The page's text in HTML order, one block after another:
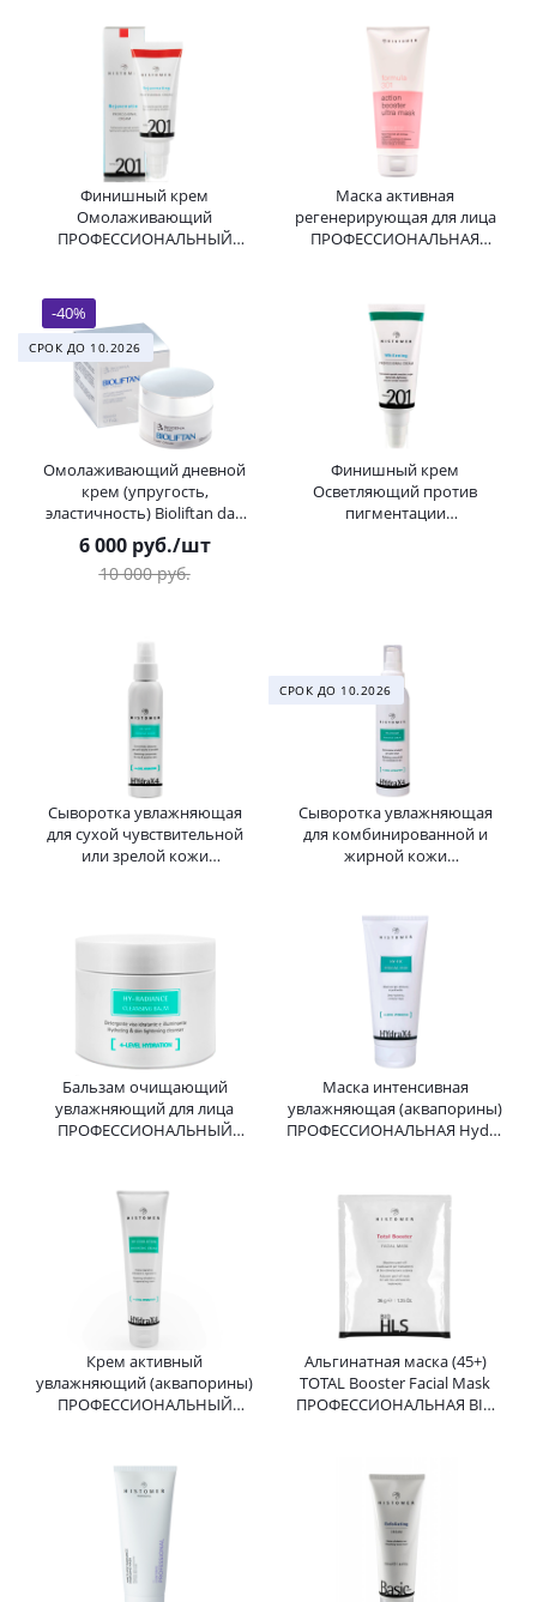
Cream HISTOMER (Хистомер)
100 мл
Финишный крем
Омолаживающий
ПРОФЕССИОНАЛЬНЫЙ
HISTOMER (Хистомер) 100 мл
Маска активная
регенерирующая для лица
ПРОФЕССИОНАЛЬНАЯ
(Хистомер) 200 мл
СРОК ДО 10.2026
Омолаживающий дневной
крем (упругость,
эластичность) Bioliftan day
cream SPF 15 BIOGENA 50 мл
6 000руб./шт
10 000руб.
-40%
Финишный крем
Осветляющий против
пигментации
Сыворотка увлажняющая
для сухой чувствительной
или зрелой кожи
СРОК ДО 10.2026
Сыворотка увлажняющая
для комбинированной и
жирной кожи
HISTOMER 125 мл
Бальзам очищающий
увлажняющий для лица
ПРОФЕССИОНАЛЬНЫЙ
(Хистомер) 250 мл
Маска интенсивная
увлажняющая (аквапорины)
ПРОФЕССИОНАЛЬНАЯ Hydra
Крем активный
увлажняющий (аквапорины)
ПРОФЕССИОНАЛЬНЫЙ
(Хистомер) 150 мл
Альгинатная маска (45+)
TOTAL Booster Facial Mask
ПРОФЕССИОНАЛЬНАЯ BIO